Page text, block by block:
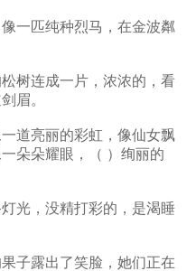
一匹纯种烈马，在金波粼
树连成一片，浓浓的，看
眉。
道亮丽的彩虹，像仙女飘
朵朵耀眼，（ ）绚丽的
光，没精打彩的，是渴睡
子露出了笑脸，她们正在